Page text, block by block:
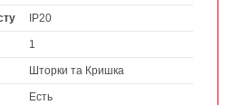
IP20
1
Шторки та Кришка
Есть